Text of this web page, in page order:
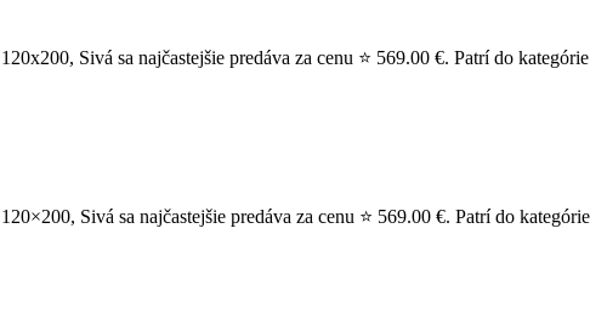
Sivá sa najčastejšie predáva za cenu ⭐ 569.00 €. Patrí do
Sivá sa najčastejšie predáva za cenu ⭐ 569.00 €. Patrí do